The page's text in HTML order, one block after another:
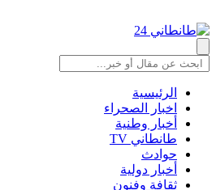
الرئيسية
اخبار الصحراء
أخبار وطنية
طانطاني TV
حوادث
أخبار دولية
ثقافة وفنون